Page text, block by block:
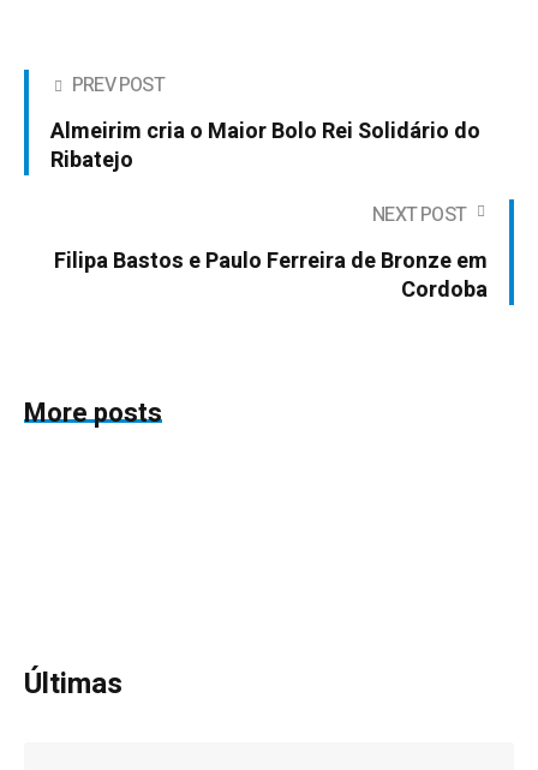
PREV POST
Almeirim cria o Maior Bolo Rei Solidário do
Ribatejo
NEXT POST
Filipa Bastos e Paulo Ferreira de Bronze em
Cordoba
More posts
Últimas